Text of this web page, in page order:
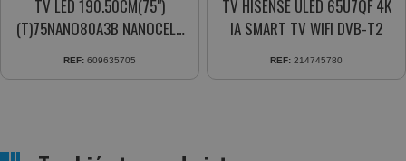
TV LED 190.50CM(75")
(T)75NANO80A3B NANOCELL
4K SMART LED UHD TV 2025
REF: 609635705
TV HISENSE ULED 65U7QF 4K
IA SMART TV WIFI DVB-T2
REF: 214745780